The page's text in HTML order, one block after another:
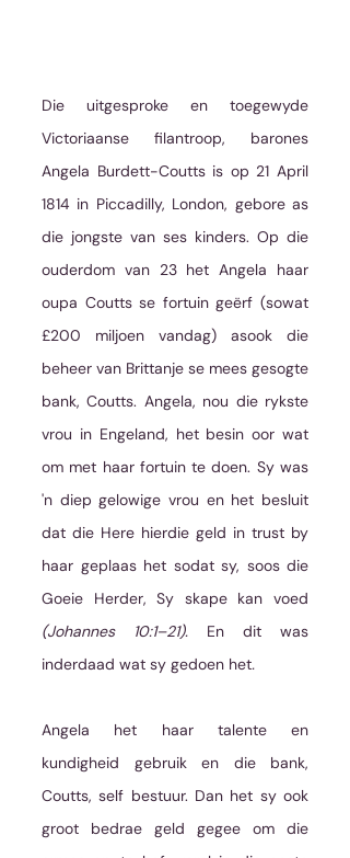
Die
uitgesproke en toegewyde
Victoriaanse filantroop, barones
Angela Burdett-Coutts is op 21 April
1814 in Piccadilly, London, gebore as
die jongste van ses kinders. Op die
ouderdom van 23 het Angela haar
oupa Coutts se fortuin geërf (sowat
£200 miljoen vandag) asook die
beheer van Brittanje se mees gesogte
bank, Coutts. Angela, nou die rykste
vrou in Engeland, het besin oor wat
om met haar fortuin te doen. Sy was
'n diep gelowige vrou en het besluit
dat die Here hierdie geld in trust by
haar geplaas het sodat sy, soos die
Goeie Herder, Sy skape kan voed
(Johannes 10:1–21). En dit was
inderdaad wat sy gedoen het.
Angela het haar talente en
kundigheid gebruik en die bank,
Coutts, self bestuur. Dan het sy ook
groot bedrae geld gegee om die